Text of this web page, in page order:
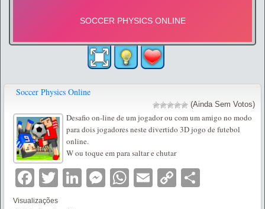
Soccer Physics Online
(Ainda Sem Votos)
Desafio on-line de um jogador ou com um amigo no modo
para dois jogadores neste divertido 3D jogo de futebol
online.
W ou toque em para saltar e chutar
Facebook
TwitterLinkedIn
Messenger
WhatsApp
EmailCopy
Visualizações